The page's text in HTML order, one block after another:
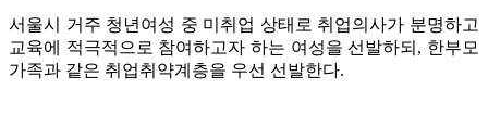
서울시 거주 청년여성 중 미취업 상태로 취업의사가 분명하고
교육에 적극적으로 참여하고자 하는 여성을 선발하되, 한부모
가족과 같은 취업취약계층을 우선 선발한다.